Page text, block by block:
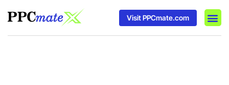
Visit PPCmate.com